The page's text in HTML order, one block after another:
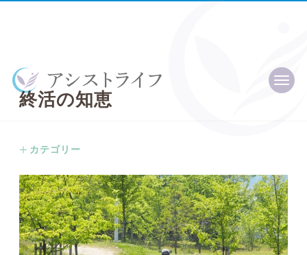
終活の知恵
カテゴリー
終活プライベートレッスン
終活の話